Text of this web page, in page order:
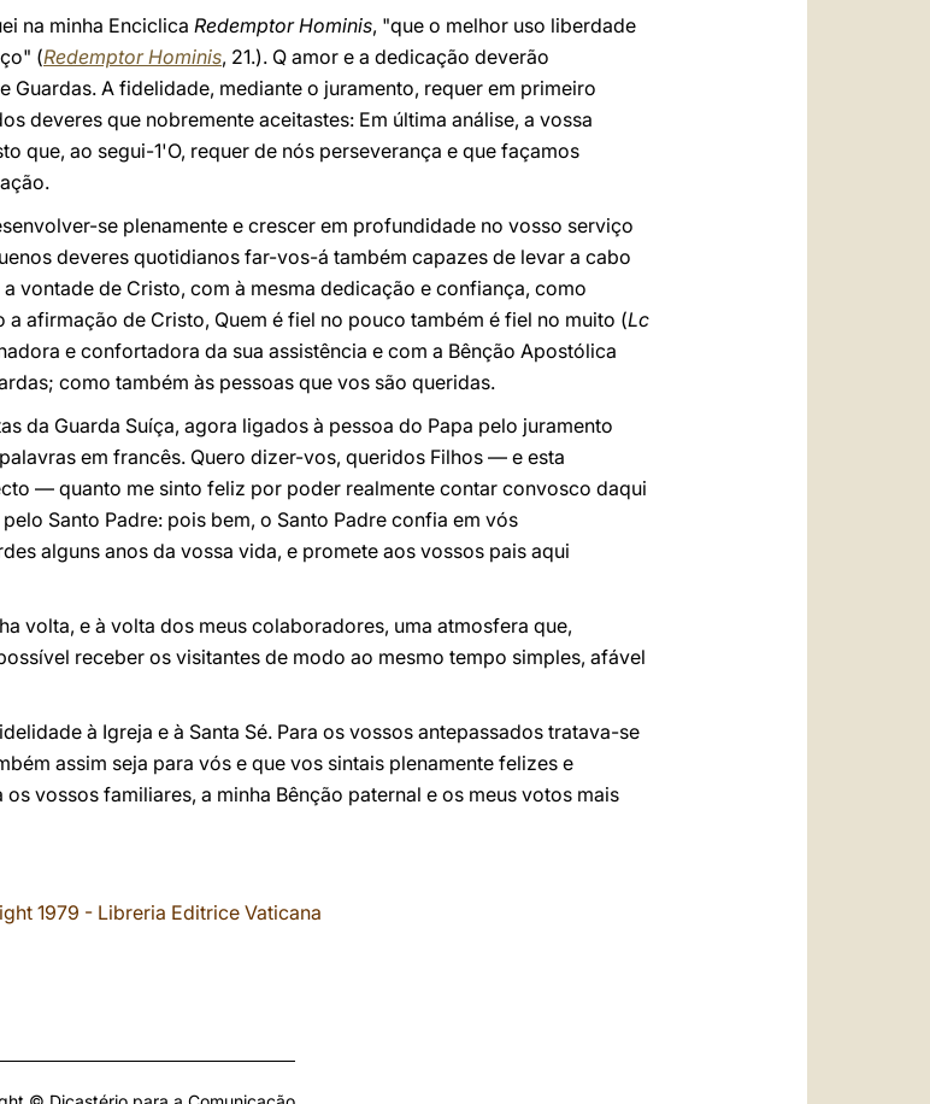
na minha Enciclica Redemptor Hominis, "que o melhor uso liberdade
(Redemptor Hominis, 21.). Q amor e a dedicação deverão
A fidelidade, mediante o juramento, requer em primeiro
deveres que nobremente aceitastes: Em última análise, a vossa
que, ao segui-1'O, requer de nós perseverança e que façamos
se plenamente e crescer em profundidade no vosso serviço
deveres quotidianos far-vos-á também capazes de levar a cabo
vontade de Cristo, com à mesma dedicação e confiança, como
afirmação de Cristo, Quem é fiel no pouco também é fiel no muito (Lc
e confortadora da sua assistência e com a Bênção Apostólica
como também às pessoas que vos são queridas.
da Guarda Suíça, agora ligados à pessoa do Papa pelo juramento
em francês. Quero dizer-vos, queridos Filhos — e esta
— quanto me sinto feliz por poder realmente contar convosco daqui
Santo Padre: pois bem, o Santo Padre confia em vós
alguns anos da vossa vida, e promete aos vossos pais aqui
volta, e à volta dos meus colaboradores, uma atmosfera que,
receber os visitantes de modo ao mesmo tempo simples, afável
à Igreja e à Santa Sé. Para os vossos antepassados tratava-se
assim seja para vós e que vos sintais plenamente felizes e
vossos familiares, a minha Bênção paternal e os meus votos mais
1979 - Libreria Editrice Vaticana